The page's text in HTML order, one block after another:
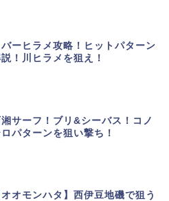
バーヒラメ攻略！ヒットパターン
！川ヒラメを狙え！
サーフ！ブリ&シーバス！コノ
ロパターンを狙い撃ち！
オオモンハタ】西伊豆地磯で狙う